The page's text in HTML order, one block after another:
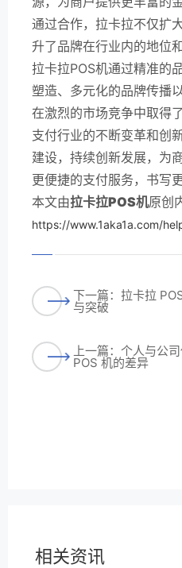
通过合作，拉卡拉不仅扩
升了品牌在行业内的地位
拉卡拉POS机通过精准的
塑造、多元化的品牌传播
在激烈的市场竞争中取得
支付行业的不断变革和创
建设，持续创新发展，为
更便捷的支付服务，书写
本文由拉卡拉POS机原创
https://www.1aka1a.com/
下一篇：拉卡拉
与突破
上一篇：个人与公
POS 机的差异
相关资讯